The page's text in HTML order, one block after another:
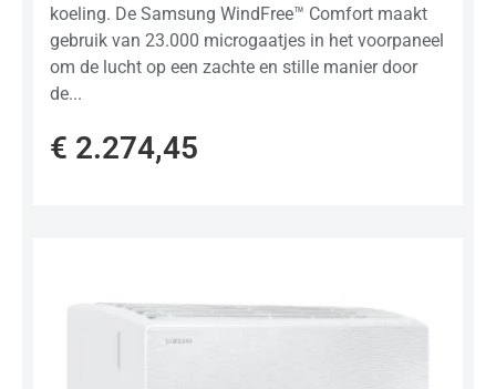
koeling. De Samsung WindFree™ Comfort maakt
gebruik van 23.000 microgaatjes in het voorpaneel
om de lucht op een zachte en stille manier door
de...
€ 2.274,45